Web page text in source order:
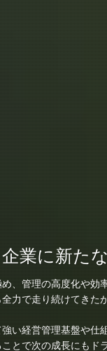
企業に新た
、管理の高度化や効
力で走り続けてきた
い経営管理基盤や仕
とで次の成長にもド
企業に新た
、管理の高度化や効
力で走り続けてきた
い経営管理基盤や仕
とで次の成長にもド
企業に新た
、管理の高度化や効
力で走り続けてきた
い経営管理基盤や仕
とで次の成長にもド